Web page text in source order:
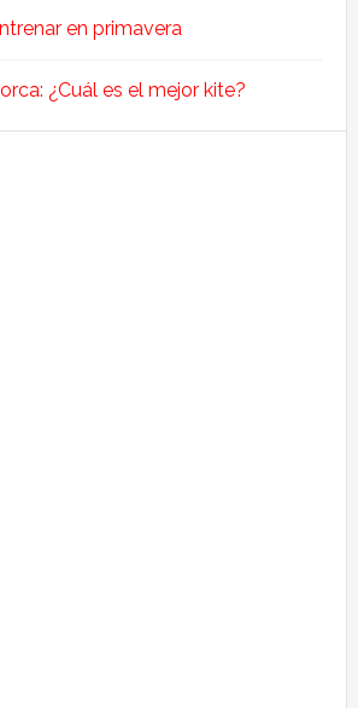
en primavera
¿Cuál es el mejor kite?